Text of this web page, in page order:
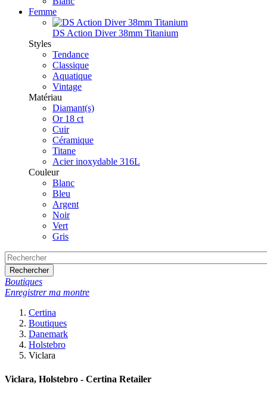
Femme
DS Action Diver 38mm Titanium
Styles
Tendance
Classique
Aquatique
Vintage
Matériau
Diamant(s)
Or 18 ct
Cuir
Céramique
Titane
Acier inoxydable 316L
Couleur
Blanc
Bleu
Argent
Noir
Vert
Gris
Rechercher
Boutiques
Enregistrer ma montre
Certina
Boutiques
Danemark
Holstebro
Viclara
Viclara, Holstebro - Certina Retailer